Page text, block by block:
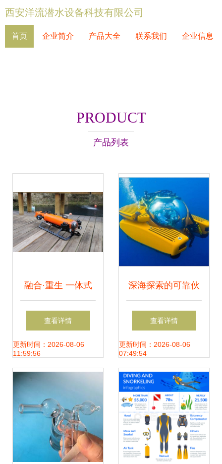
西安洋流潜水设备科技有限公司
首页 企业简介 产品大全 联系我们 企业信息
PRODUCT
产品列表
融合·重生 一体式
水下机器人的技术
革命与行业愿景
查看详情
更新时间：2026-08-06
11:59:56
深海探索的可靠伙
伴 新型探测载人潜
水器引领水下作业
新纪元
查看详情
更新时间：2026-08-06
07:49:54